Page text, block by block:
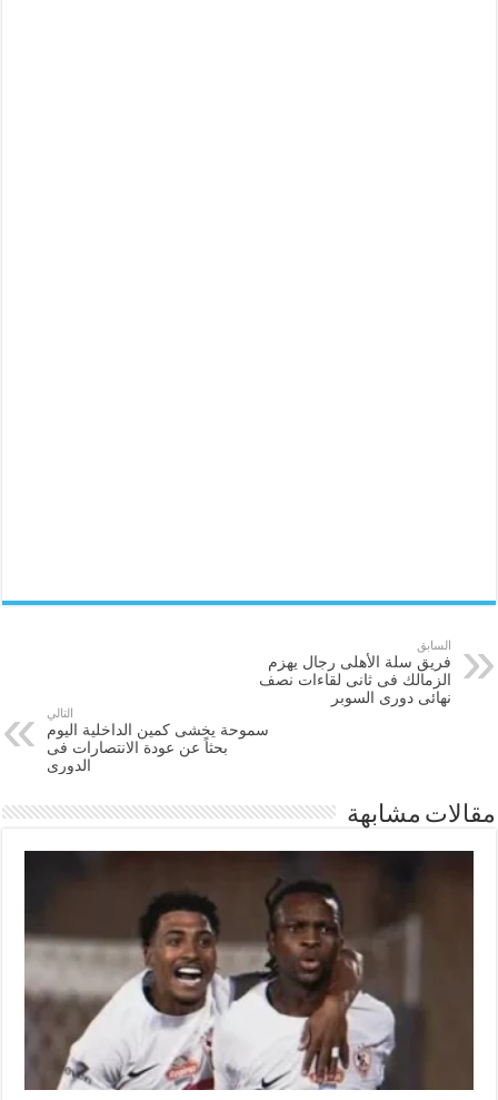
السابق
فريق سلة الأهلى رجال يهزم
الزمالك فى ثانى لقاءات نصف
نهائى دورى السوبر
التالي
سموحة يخشى كمين الداخلية اليوم
بحثاً عن عودة الانتصارات فى
الدورى
مقالات مشابهة